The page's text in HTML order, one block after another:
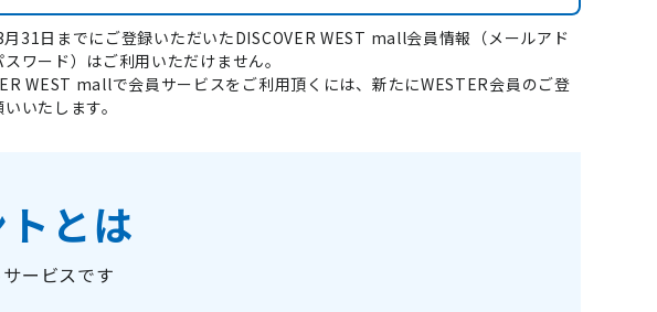
31日までにご登録いただいたDISCOVER WEST mall会員情報（メールアド
スワード）はご利用いただけません。
WEST mallで会員サービスをご利用頂くには、新たにWESTER会員のご登
いたします。
とは
ービスです